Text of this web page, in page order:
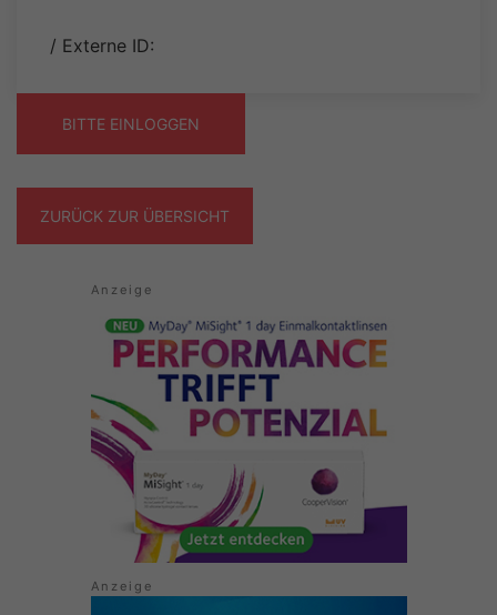
/ Externe ID:
BITTE EINLOGGEN
ZURÜCK ZUR ÜBERSICHT